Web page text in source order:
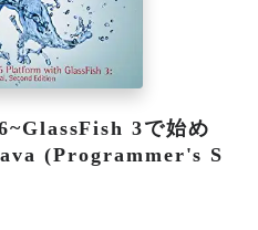
3で始め
(Programmer's S